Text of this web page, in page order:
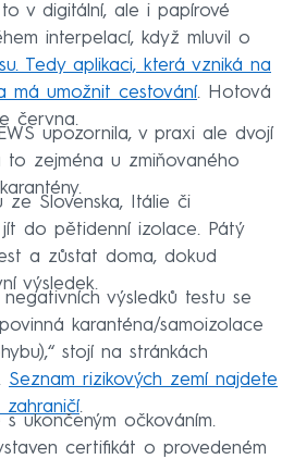
v digitální, ale i papírové
interpelací, když mluvil o
Tedy aplikaci, která vzniká na
má umožnit cestování. Hotová
června.
upozornila, v praxi ale dvojí
to zejména u zmiňovaného
Slovenska, Itálie či
jít do pětidenní izolace. Pátý
a zůstat doma, dokud
výsledek.
výsledků testu se
karanténa/samoizolace
stojí na stránkách
Seznam rizikových zemí najdete
.
s ukončeným očkováním.
certifikát o provedeném